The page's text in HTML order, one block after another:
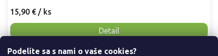
Podelíte sa s nami o vaše cookies?
15,90 € / ks
Detail